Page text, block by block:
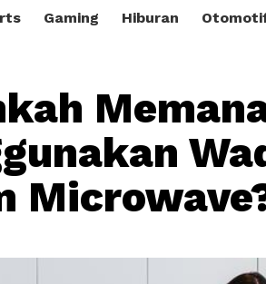
Gaming Hiburan